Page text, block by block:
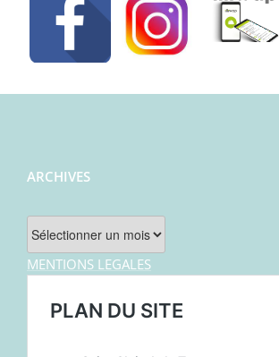
ARCHIVES
Archives
MENTIONS LEGALES